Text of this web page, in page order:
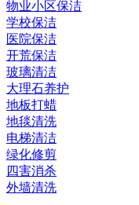
物业小区保洁
学校保洁
医院保洁
开荒保洁
玻璃清洁
大理石养护
地板打蜡
地毯清洗
电梯清洁
绿化修剪
四害消杀
外墙清洗